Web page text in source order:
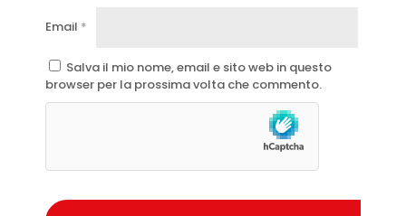
Email *
Salva il mio nome, email e sito web in questo
browser per la prossima volta che commento.